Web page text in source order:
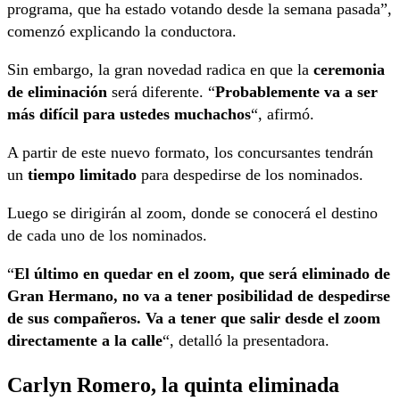
programa, que ha estado votando desde la semana pasada”,
comenzó explicando la conductora.
Sin embargo, la gran novedad radica en que la ceremonia
de eliminación será diferente. “Probablemente va a ser
más difícil para ustedes muchachos“, afirmó.
A partir de este nuevo formato, los concursantes tendrán
un tiempo limitado para despedirse de los nominados.
Luego se dirigirán al zoom, donde se conocerá el destino
de cada uno de los nominados.
“El último en quedar en el zoom, que será eliminado de
Gran Hermano, no va a tener posibilidad de despedirse
de sus compañeros. Va a tener que salir desde el zoom
directamente a la calle“, detalló la presentadora.
Carlyn Romero, la quinta eliminada